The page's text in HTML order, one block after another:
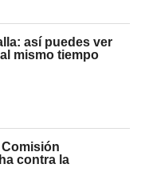
así puedes ver
mismo tiempo
Comisión
contra la